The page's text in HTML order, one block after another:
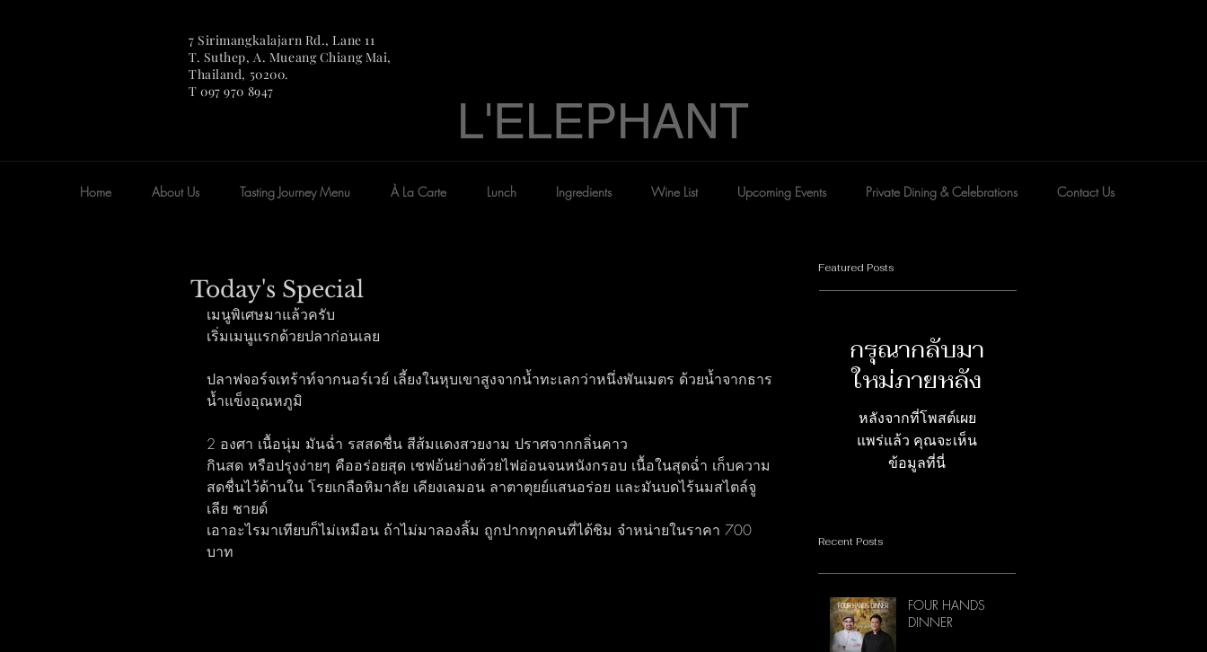
7 Sirimangkalajarn Rd., Lane 11
T. Suthep, A. Mueang Chiang Mai,
Thailand, 50200.
T 097 970 8947
L'ELEPHANT
Home About Us Tasting Journey Menu À La Carte Lunch Ingredients Wine List Upcoming Events Private Dining & Celebrations Contact Us
Today's Special
เมนูพิเศษมาแล้วครับ
เริ่มเมนูแรกด้วยปลาก่อนเลย
ปลาฟจอร์จเทร้าท์จากนอร์เวย์ เลี้ยงในหุบเขาสูงจากน้ำทะเลกว่าหนึ่งพันเมตร ด้วยน้ำจากธาร
น้ำแข็งอุณหภูมิ
2 องศา เนื้อนุ่ม มันฉ่ำ รสสดชื่น สีส้มแดงสวยงาม ปราศจากกลิ่นคาว
กินสด หรือปรุงง่ายๆ คืออร่อยสุด เชฟอ้นย่างด้วยไฟอ่อนจนหนังกรอบ เนื้อในสุดฉ่ำ เก็บความ
สดชื่นไว้ด้านใน โรยเกลือหิมาลัย เคียงเลมอน ลาตาตุยย์แสนอร่อย และมันบดไร้นมสไตล์จู
เลีย ชายด์
เอาอะไรมาเทียบก็ไม่เหมือน ถ้าไม่มาลองลิ้ม ถูกปากทุกคนที่ได้ชิม จำหน่ายในราคา 700
บาท
Featured Posts
กรุณากลับมา
ใหม่ภายหลัง
หลังจากที่โพสต์เผย
แพร่แล้ว คุณจะเห็น
ข้อมูลที่นี่
Recent Posts
FOUR HANDS
DINNER